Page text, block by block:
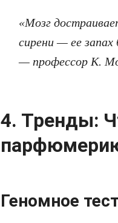
«Мозг
сирени — ее
— профессор К.
4. Тренды:
Геномное